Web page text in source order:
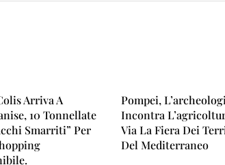
Arriva A
10 Tonnellate
Smarriti” Per
Pompei,
Incontra
Via La Fiera Dei
Del Mediterraneo